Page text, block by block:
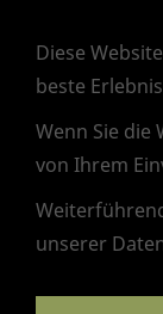
Diese
beste
Wenn Sie die
von Ihrem
unserer